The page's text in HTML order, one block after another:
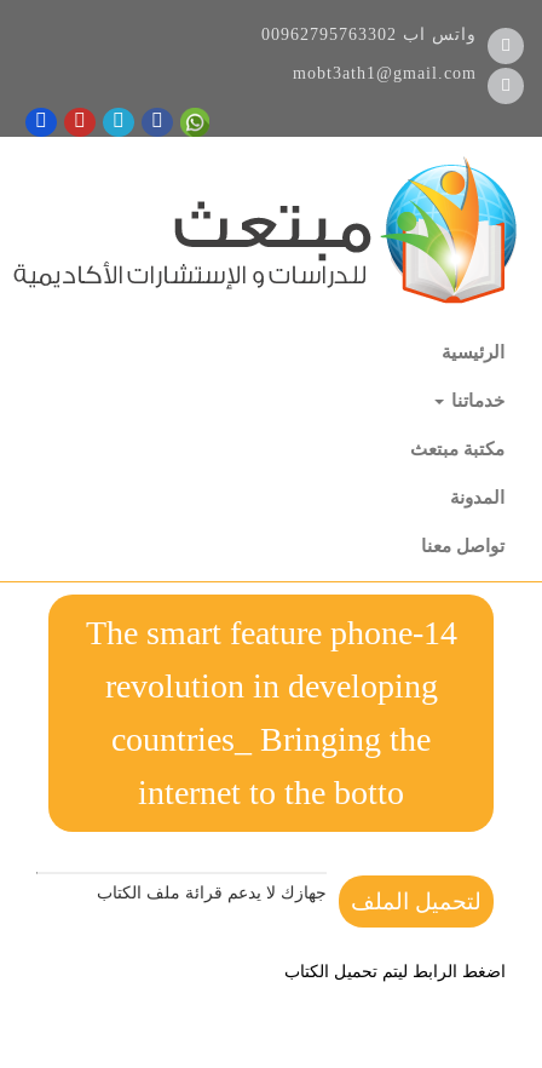
00962795763302 واتس اب
mobt3ath1@gmail.com
الرئيسية
خدماتنا
مكتبة مبتعث
المدونة
تواصل معنا
14-The smart feature phone
revolution in developing
countries_ Bringing the
internet to the botto
لتحميل الملف جهازك لا يدعم قرائة ملف الكتاب
اضغط الرابط ليتم تحميل الكتاب